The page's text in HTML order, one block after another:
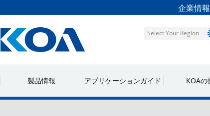
企業情報
Select Your Region
製品情報 アプリケーションガイド KOAの